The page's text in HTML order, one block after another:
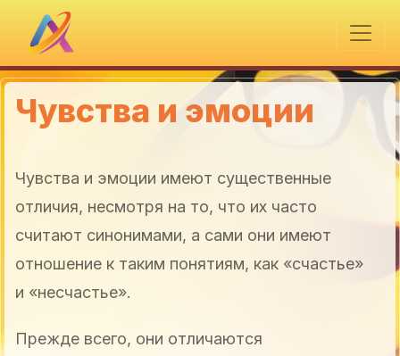
Чувства и эмоции
Чувства и эмоции имеют существенные
отличия, несмотря на то, что их часто
считают синонимами, а сами они имеют
отношение к таким понятиям, как «счастье»
и «несчастье».
Прежде всего, они отличаются